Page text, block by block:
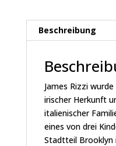
Menge
Beschreibung
James Rizzi
irischer Herkunft
italienischer
eines von drei
Stadtteil Brooklyn